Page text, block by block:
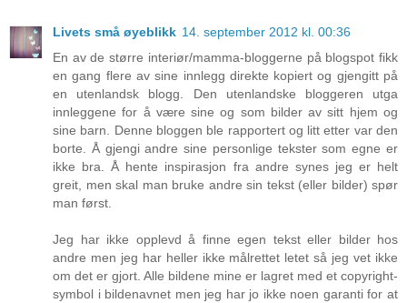
Livets små øyeblikk 14. september 2012 kl. 00:36
En av de større interiør/mamma-bloggerne på blogspot fikk
en gang flere av sine innlegg direkte kopiert og gjengitt på
en utenlandsk blogg. Den utenlandske bloggeren utga
innleggene for å være sine og som bilder av sitt hjem og
sine barn. Denne bloggen ble rapportert og litt etter var den
borte. Å gjengi andre sine personlige tekster som egne er
ikke bra. Å hente inspirasjon fra andre synes jeg er helt
greit, men skal man bruke andre sin tekst (eller bilder) spør
man først.
Jeg har ikke opplevd å finne egen tekst eller bilder hos
andre men jeg har heller ikke målrettet letet så jeg vet ikke
om det er gjort. Alle bildene mine er lagret med et copyright-
symbol i bildenavnet men jeg har jo ikke noen garanti for at